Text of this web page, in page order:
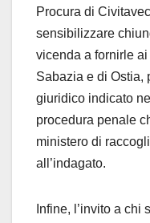
Procura di
sensibilizzare
vicenda a fornirle
Sabazia e di Ostia,
giuridico indicato
procedura penale
ministero di
all’indagato.
Infine, l’invito a chi